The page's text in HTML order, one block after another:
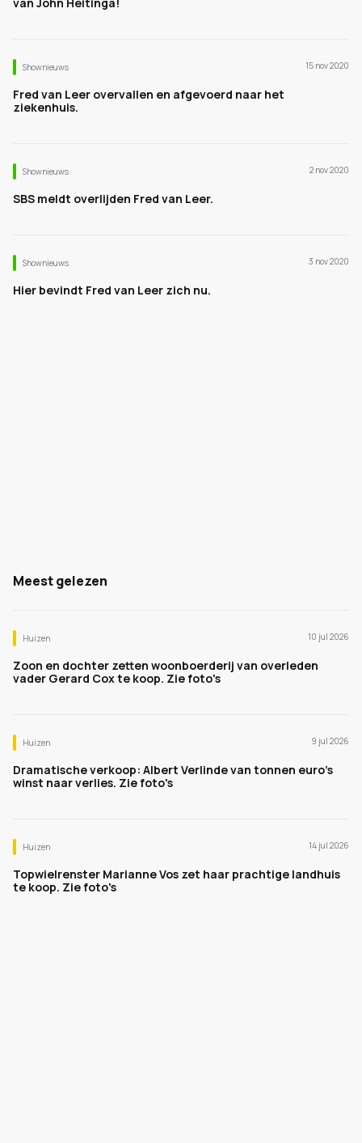
Shownieuws 15 nov 2020
Fred van Leer overvallen en afgevoerd naar het
ziekenhuis.
Shownieuws 2 nov 2020
SBS meldt overlijden Fred van Leer.
Shownieuws 3 nov 2020
Hier bevindt Fred van Leer zich nu.
Meest gelezen
Huizen 10 jul 2026
Zoon en dochter zetten woonboerderij van overleden
vader Gerard Cox te koop. Zie foto's
Huizen 9 jul 2026
Dramatische verkoop: Albert Verlinde van tonnen euro's
winst naar verlies. Zie foto's
Huizen 14 jul 2026
Topwielrenster Marianne Vos zet haar prachtige landhuis
te koop. Zie foto's